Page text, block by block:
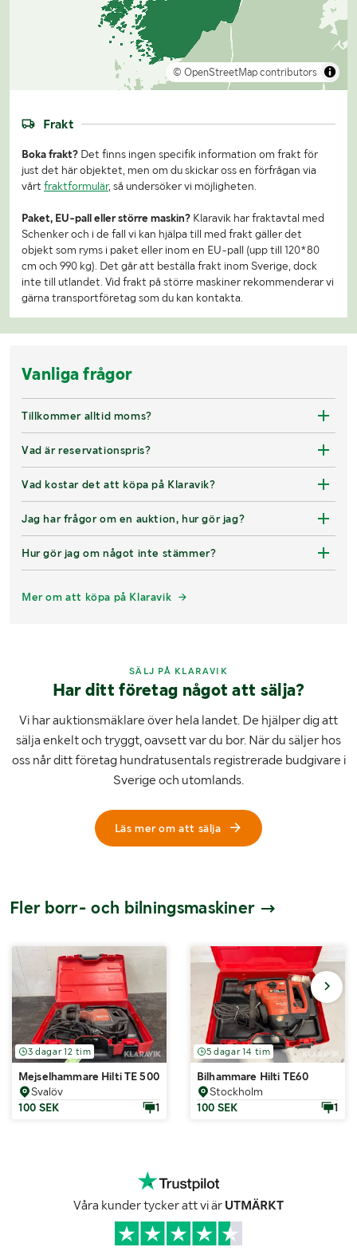
© OpenStreetMap contributors
Frakt
Boka frakt? Det finns ingen specifik information om frakt för
just det här objektet, men om du skickar oss en förfrågan via
vårt fraktformulär, så undersöker vi möjligheten.
Paket, EU-pall eller större maskin? Klaravik har fraktavtal med
Schenker och i de fall vi kan hjälpa till med frakt gäller det
objekt som ryms i paket eller inom en EU-pall (upp till 120*80
cm och 990 kg). Det går att beställa frakt inom Sverige, dock
inte till utlandet. Vid frakt på större maskiner rekommenderar vi
gärna transportföretag som du kan kontakta.
Vanliga frågor
Tillkommer alltid moms?
Vad är reservationspris?
Vad kostar det att köpa på Klaravik?
Jag har frågor om en auktion, hur gör jag?
Hur gör jag om något inte stämmer?
Mer om att köpa på Klaravik
SÄLJ PÅ KLARAVIK
Har ditt företag något att sälja?
Vi har auktionsmäklare över hela landet. De hjälper dig att
sälja enkelt och tryggt, oavsett var du bor. När du säljer hos
oss når ditt företag hundratusentals registrerade budgivare i
Sverige och utomlands.
Läs mer om att sälja
Fler borr- och bilningsmaskiner
3 dagar 12 tim
Mejselhammare Hilti TE 500-AVR
Svalöv
100 SEK
1
5 dagar 14 tim
Bilhammare Hilti TE60
Stockholm
100 SEK
1
Våra kunder tycker att vi är UTMÄRKT